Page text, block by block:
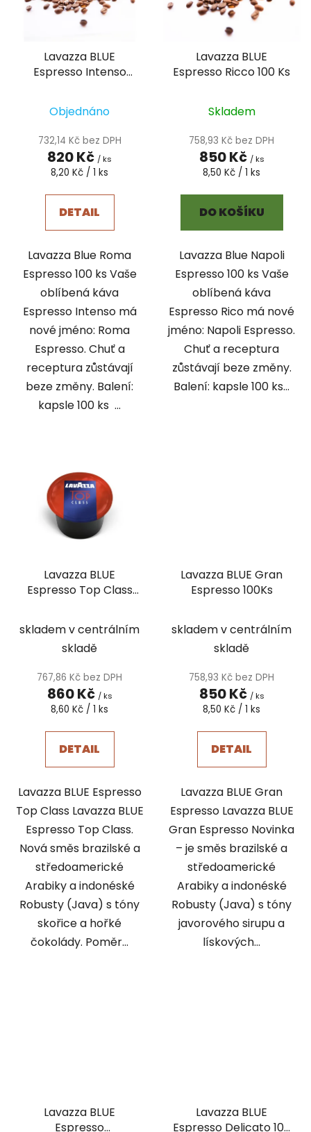
Lavazza BLUE
Espresso Intenso
Objednáno
732,14 Kč bez DPH
820 Kč / ks
Měrná
8,20 Kč / 1 ks
DETAIL
Lavazza Blue Roma
Espresso 100 ks Vaše
oblíbená káva
Espresso Intenso má
nové jméno: Roma
Espresso. Chuť a
receptura zůstávají
beze změny. Balení:
kapsle 100 ks ...
Lavazza BLUE
Espresso Ricco 100 Ks
Skladem
758,93 Kč bez DPH
850 Kč / ks
Měrná
8,50 Kč / 1 ks
DO KOŠÍKU
Lavazza Blue Napoli
Espresso 100 ks Vaše
oblíbená káva
Espresso Rico má nové
jméno: Napoli Espresso.
Chuť a receptura
zůstávají beze změny.
Balení: kapsle 100 ks...
Lavazza BLUE
Espresso Top Class
skladem v centrálním
skladě
767,86 Kč bez DPH
860 Kč / ks
Měrná
8,60 Kč / 1 ks
DETAIL
Lavazza BLUE Espresso
Top Class Lavazza BLUE
Espresso Top Class.
Nová směs brazilské a
středoamerické
Arabiky a indonéské
Robusty (Java) s tóny
skořice a hořké
čokolády. Poměr...
Lavazza BLUE Gran
Espresso 100Ks
skladem v centrálním
skladě
758,93 Kč bez DPH
850 Kč / ks
Měrná
8,50 Kč / 1 ks
DETAIL
Lavazza BLUE Gran
Espresso Lavazza BLUE
Gran Espresso Novinka
– je směs brazilské a
středoamerické
Arabiky a indonéské
Robusty (Java) s tóny
javorového sirupu a
lískových...
Lavazza BLUE
Espresso
Lavazza BLUE
Espresso Delicato 100